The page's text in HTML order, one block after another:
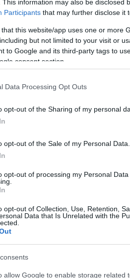
This information may also be disclosed
Participants that may further disclose it
that this website/app uses one or more
but not limited to your visit or
to Google and its third-party tags to
consent section.
Data Processing Opt Outs
opt-out of the Sharing of my personal
opt-out of the Sale of my Personal Data.
opt-out of processing my Personal
opt-out of Collection, Use, Retention,
Data that Is Unrelated with the
allow Google to enable storage related
harmadik, a többi Rally1-
Takamoto Katsuta 6.2
kényszerült cserélni.
Thierry Neuville állt, aki